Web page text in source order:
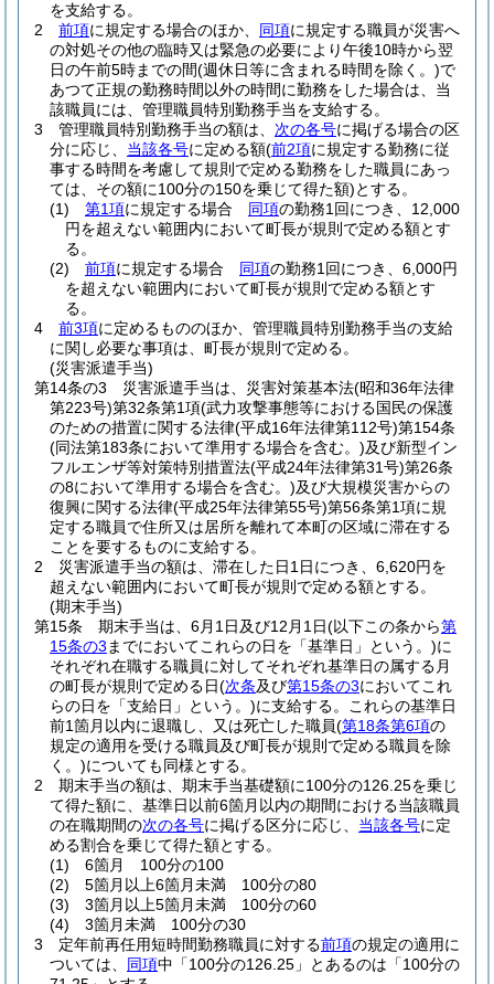
を支給する。
2
前項に規定する場合のほか、 同項に規定する職員が災害へ
の対処その他の臨時又は緊急の必要により午後10時から翌
日の午前5時までの間(週休日等に含まれる時間を除く。)で
あつて正規の勤務時間以外の時間に勤務をした場合は、当
該職員には、管理職員特別勤務手当を支給する。
3
管理職員特別勤務手当の額は、 次の各号に掲げる場合の区
分に応じ、 当該各号に定める額(前2項に規定する勤務に従
事する時間を考慮して規則で定める勤務をした職員にあっ
ては、その額に100分の150を乗じて得た額)とする。
(1)
第1項に規定する場合 同項の勤務1回につき、12,000
円を超えない範囲内において町長が規則で定める額とす
る。
(2)
前項に規定する場合 同項の勤務1回につき、6,000円
を超えない範囲内において町長が規則で定める額とす
る。
4
前3項に定めるもののほか、管理職員特別勤務手当の支給
に関し必要な事項は、町長が規則で定める。
(災害派遣手当)
第14条の3
災害派遣手当は、災害対策基本法(昭和36年法律
第223号)第32条第1項(武力攻撃事態等における国民の保護
のための措置に関する法律(平成16年法律第112号)第154条
(同法第183条において準用する場合を含む。)及び新型イン
フルエンザ等対策特別措置法(平成24年法律第31号)第26条
の8において準用する場合を含む。)及び大規模災害からの
復興に関する法律(平成25年法律第55号)第56条第1項に規
定する職員で住所又は居所を離れて本町の区域に滞在する
ことを要するものに支給する。
2
災害派遣手当の額は、滞在した日1日につき、6,620円を
超えない範囲内において町長が規則で定める額とする。
(期末手当)
第15条
期末手当は、6月1日及び12月1日(以下この条から第
15条の3 までにおいてこれらの日を「基準日」という。)に
それぞれ在職する職員に対してそれぞれ基準日の属する月
の町長が規則で定める日(次条及び第15条の3においてこれ
らの日を「支給日」という。)に支給する。
これらの基準日
前1箇月以内に退職し、又は死亡した職員(第18条第6項の
規定の適用を受ける職員及び町長が規則で定める職員を除
く。)についても同様とする。
2
期末手当の額は、期末手当基礎額に100分の126.25を乗じ
て得た額に、基準日以前6箇月以内の期間における当該職員
の在職期間の次の各号に掲げる区分に応じ、 当該各号に定
める割合を乗じて得た額とする。
(1)
6箇月 100分の100
(2)
5箇月以上6箇月未満 100分の80
(3)
3箇月以上5箇月未満 100分の60
(4)
3箇月未満 100分の30
3
定年前再任用短時間勤務職員に対する前項の規定の適用に
ついては、 同項中「100分の126.25」とあるのは「100分の